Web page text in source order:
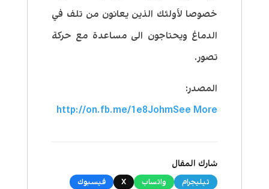
خصوصا لأولئك الذين يعانون من تلف في
الدماغ ويحتاجون الى مساعدة مع حركة
تصور.
المصدر:
http://on.fb.me/1e8JohmSee More
شارك المقال
تيليجرام واتساب X
فيسبوك